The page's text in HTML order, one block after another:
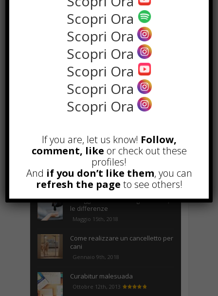
POPOLARI
A&R nel Business Music: tutto
quello che c’è da sapere!
Agosto 27th, 2017
Noleggio a breve e lungo termine,
le differenze
Maggio 15th, 2018
Come realizzare un cancelletto per
cani
Gennaio 9th, 2018
Curabitur malesuada
Ottobre 12th, 2013
Scopri Ora
Scopri Ora
Scopri Ora
Scopri Ora
Scopri Ora
Scopri Ora
If you are, let us know! Follow,
comment, like or check out these
profiles!
And if you don’t like them, you can
refresh the page to see others!